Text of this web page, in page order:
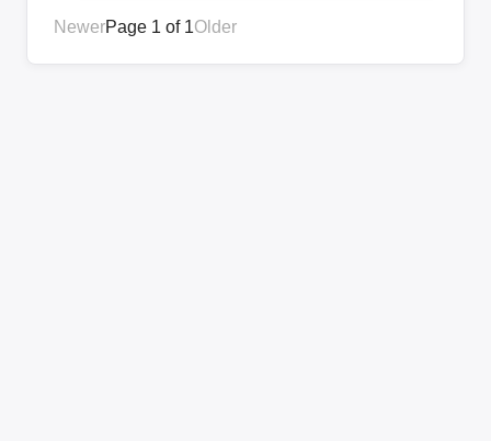
NewerPage 1 of 1Older